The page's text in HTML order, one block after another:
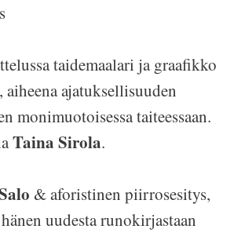
taidemaalari ja graafikko
, aiheena ajatuksellisuuden
monimuotoisessa taiteessaan.
Taina Sirola.
& aforistinen piirrosesitys,
uudesta runokirjastaan